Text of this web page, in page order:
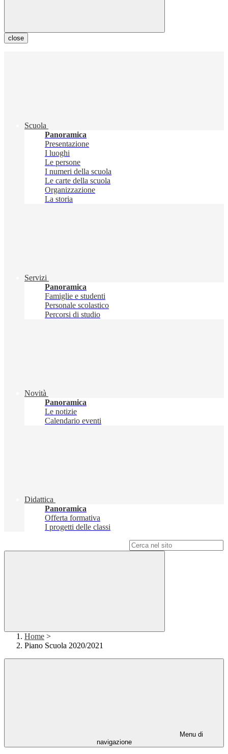
close
Scuola
Panoramica
Presentazione
I luoghi
Le persone
I numeri della scuola
Le carte della scuola
Organizzazione
La storia
Servizi
Panoramica
Famiglie e studenti
Personale scolastico
Percorsi di studio
Novità
Panoramica
Le notizie
Calendario eventi
Didattica
Panoramica
Offerta formativa
I progetti delle classi
Home >
Piano Scuola 2020/2021
Menu di
navigazione